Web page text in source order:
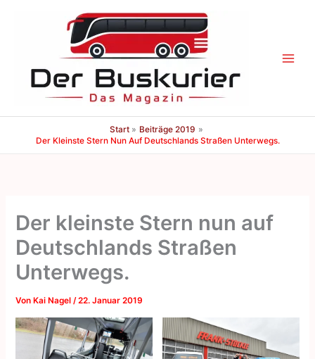
Start
Beiträge 2019
Der Kleinste Stern Nun Auf Deutschlands Straßen Unterwegs.
Der kleinste Stern nun auf
Deutschlands Straßen
Unterwegs.
Von Kai Nagel/22. Januar 2019